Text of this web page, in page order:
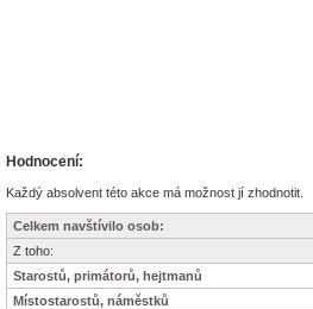
Hodnocení:
Každý absolvent této akce má možnost jí zhodnotit.
Celkem navštívilo osob:
Z toho:
Starostů, primátorů, hejtmanů
Místostarostů, náměstků